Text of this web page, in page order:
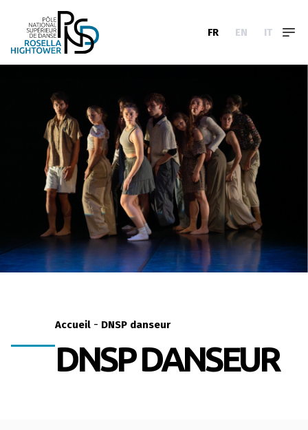
FR EN IT
Accueil - DNSP danseur
DNSP DANSEUR